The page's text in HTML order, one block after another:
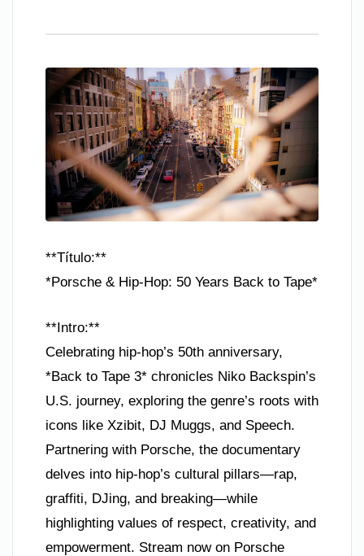
**Título:**
*Porsche & Hip-Hop: 50 Years Back to Tape*
**Intro:**
Celebrating hip-hop’s 50th anniversary,
*Back to Tape 3* chronicles Niko Backspin’s
U.S. journey, exploring the genre’s roots with
icons like Xzibit, DJ Muggs, and Speech.
Partnering with Porsche, the documentary
delves into hip-hop’s cultural pillars—rap,
graffiti, DJing, and breaking—while
highlighting values of respect, creativity, and
empowerment. Stream now on Porsche